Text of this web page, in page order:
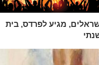
מגיע לפרדס, בית